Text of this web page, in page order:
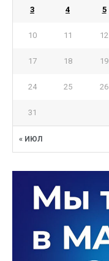
« ИЮЛ
3 4 5
10 11 12
17 18 19
24 25 26
31